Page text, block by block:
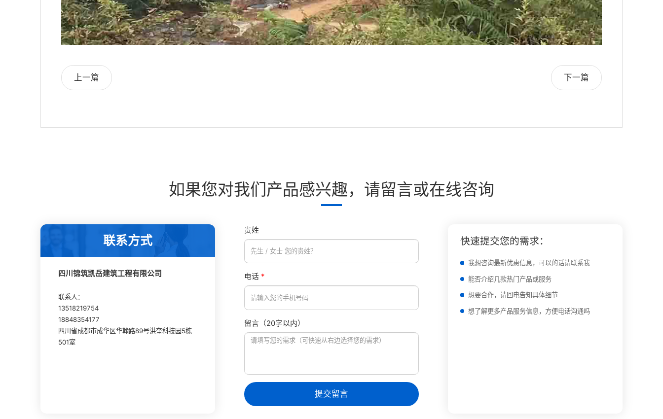
上一篇 下一篇
如果您对我们产品感兴趣，请留言或在线咨询
联系方式
四川锦筑凯岳建筑工程有限公司
联系人：
13518219754
18848354177
四川省成都市成华区华翰路89号洪奎科技园5栋
501室
贵姓
电话 *
留言（20字以内）
提交留言
快速提交您的需求：
我想咨询最新优惠信息，可以的话请联系我
能否介绍几款热门产品或服务
想要合作，请回电告知具体细节
想了解更多产品服务信息，方便电话沟通吗